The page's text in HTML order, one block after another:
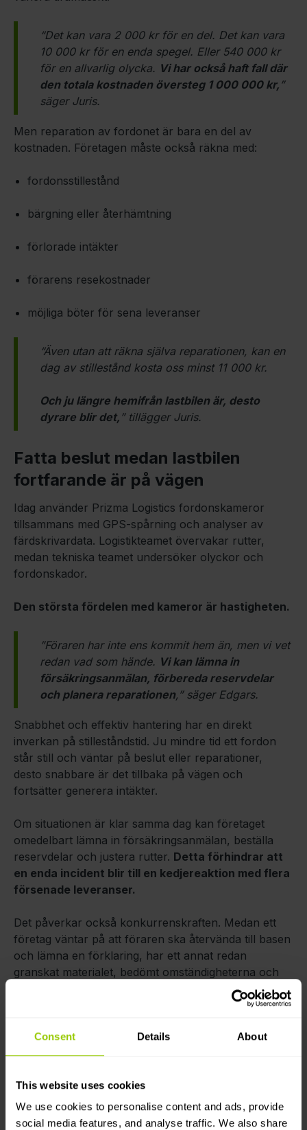
Consent Details About
This website uses cookies
We use cookies to personalise content and ads, provide
social media features, and analyse traffic. We also share
“Det kan vara 2 000 kr för en del. Det kan vara
10 000 kr för en enda spegel. Eller 540 000 kr
för en allvarlig olycka. Vi har också haft fall där
den totala kostnaden översteg 1 000 000 kr, ”
säger Juris.
Men reparation av fordonet är bara en del av
kostnaden. Företagen måste också räkna med:
fordonsstillestånd
bärgning eller återhämtning
förlorade intäkter
förarens resekostnader
möjliga böter för sena leveranser
“Även utan att räkna själva reparationen, kan en
dag av stillestånd kosta oss minst 11 000 kr.
Och ju längre hemifrån lastbilen är, desto
dyrare blir det, ” tillägger Juris.
Fatta beslut medan lastbilen
fortfarande är på vägen
Idag använder Prizma Logistics fordonskameror
tillsammans med GPS-spårning och analyser av
färdskrivardata. Logistikteamet övervakar rutter,
medan tekniska teamet undersöker olyckor och
fordonskador.
Den största fördelen med kameror är hastigheten.
”Föraren har inte ens kommit hem än, men vi vet
redan vad som hände. Vi kan lämna in
försäkringsanmälan, förbereda reservdelar
och planera reparationen,” säger Edgars.
Snabbhet och effektiv hantering har en direkt
inverkan på stilleståndstid. Ju mindre tid ett fordon
står still och väntar på beslut eller reparationer,
desto snabbare är det tillbaka på vägen och
fortsätter generera intäkter.
Om situationen är klar samma dag kan företaget
omedelbart lämna in försäkringsanmälan, beställa
reservdelar och justera rutter. Detta förhindrar att
en enda incident blir till en kedjereaktion med flera
försenade leveranser.
Det påverkar också konkurrenskraften. Medan ett
företag väntar på att föraren ska återvända till basen
och lämna en förklaring, har ett annat redan
granskat materialet, bedömt omständigheterna och
ger också en strategisk fördel.
Ledningen behöver
inte spendera tid på att gissa eller diskutera vad som
antaganden. Detta frigör resurser för andra
affärsprioriteringar såsom ruttoptimering,
kostnadsplanering och att attrahera nya kunder.